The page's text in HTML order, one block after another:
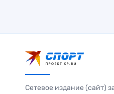
Сетевое издание (сайт)